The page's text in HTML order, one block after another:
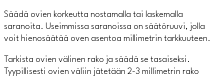
Säädä ovien korkeutta nostamalla tai laskemalla
saranoita. Useimmissa saranoissa on säätöruuvi, jolla
voit hienosäätää oven asentoa millimetrin tarkkuuteen.
Tarkista ovien välinen rako ja säädä se tasaiseksi.
Tyypillisesti ovien väliin jätetään 2-3 millimetrin rako